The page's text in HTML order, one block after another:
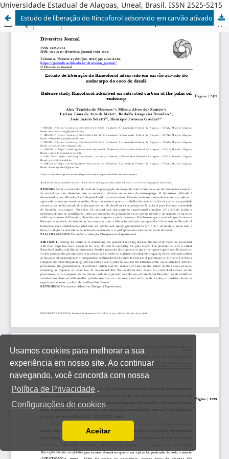
Usamos cookies para melhorar a sua
experiência em nosso site. Ao continuar
navegando, você concorda com nossa
Política de Privacidade .
Configurações de cookies
Ler a nossa Política de Privacidade
Você pode desabilitá-los alterando as
Aceitar
Universidade Estadual de Alagoas, Uneal, Brasil. ISSN 2525-5215
Estudo de liberação do Rincoforol adsorvido em carvão ativado do endocarpo do coco de dendê